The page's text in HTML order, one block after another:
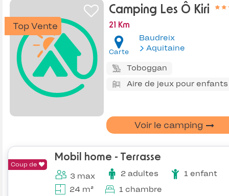
Top Vente
Camping Les Ô Kiri
21 Km
Carte
Baudreix
Aquitaine
Toboggan
Aire de jeux pour enfants
Voir le camping
Coup de
Mobil home - Terrasse
3 max 2 adultes
1 enfant
24 m²
1 chambre